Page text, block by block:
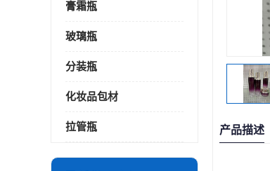
膏霜瓶
玻璃瓶
分装瓶
化妆品包材
拉管瓶 产品描述